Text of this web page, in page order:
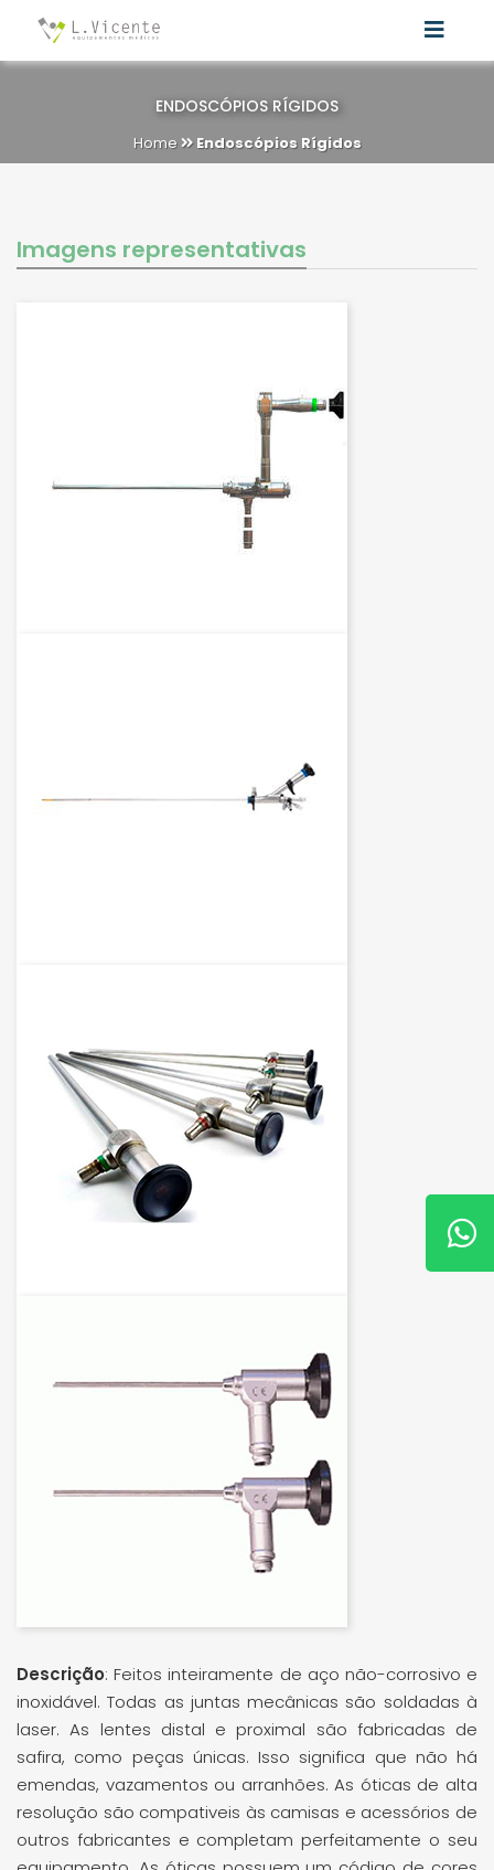
ENDOSCÓPIOS RÍGIDOS
Home Endoscópios Rígidos
Imagens representativas
Descrição: Feitos inteiramente de aço não-corrosivo e
inoxidável. Todas as juntas mecânicas são soldadas à
laser. As lentes distal e proximal são fabricadas de
safira, como peças únicas. Isso significa que não há
emendas, vazamentos ou arranhões. As óticas de alta
resolução são compativeis às camisas e acessórios de
outros fabricantes e completam perfeitamente o seu